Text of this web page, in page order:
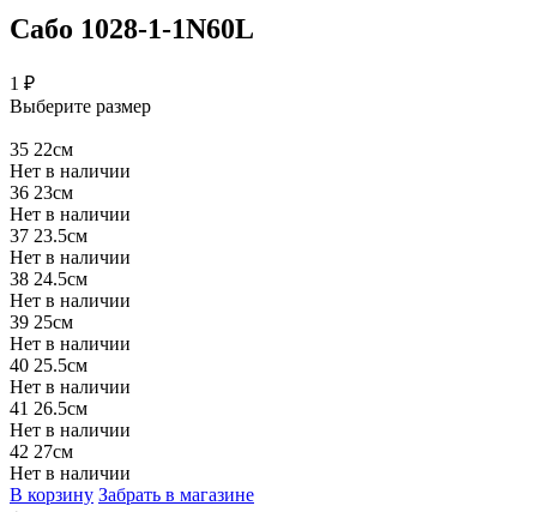
Сабо 1028-1-1N60L
1 ₽
Выберите размер
35 22см
Нет в наличии
36 23см
Нет в наличии
37 23.5см
Нет в наличии
38 24.5см
Нет в наличии
39 25см
Нет в наличии
40 25.5см
Нет в наличии
41 26.5см
Нет в наличии
42 27см
Нет в наличии
В корзину Забрать в магазине